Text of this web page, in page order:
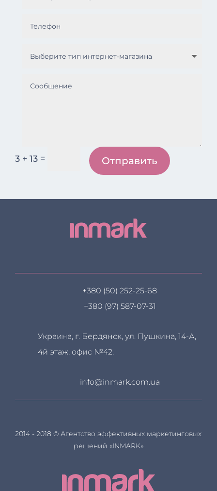
3 + 13 = Отправить
+380 (50) 252-25-68
+380 (97) 587-07-31
Украина, г. Бердянск, ул. Пушкина, 14-А,
4й этаж, офис №42.
info@inmark.com.ua
2014 - 2018 © Агентство эффективных маркетинговых
решений «INMARK»